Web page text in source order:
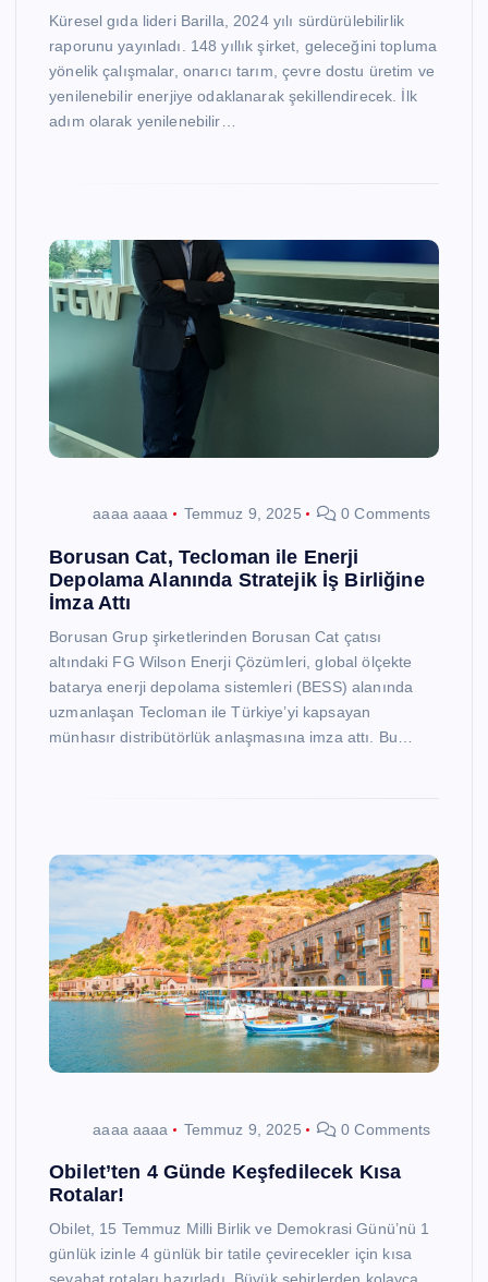
Küresel gıda lideri Barilla, 2024 yılı sürdürülebilirlik
raporunu yayınladı. 148 yıllık şirket, geleceğini topluma
yönelik çalışmalar, onarıcı tarım, çevre dostu üretim ve
yenilenebilir enerjiye odaklanarak şekillendirecek. İlk
adım olarak yenilenebilir…
aaaa aaaa Temmuz 9, 2025 0 Comments
Borusan Cat, Tecloman ile Enerji
Depolama Alanında Stratejik İş Birliğine
İmza Attı
Borusan Grup şirketlerinden Borusan Cat çatısı
altındaki FG Wilson Enerji Çözümleri, global ölçekte
batarya enerji depolama sistemleri (BESS) alanında
uzmanlaşan Tecloman ile Türkiye’yi kapsayan
münhasır distribütörlük anlaşmasına imza attı. Bu…
aaaa aaaa Temmuz 9, 2025 0 Comments
Obilet’ten 4 Günde Keşfedilecek Kısa
Rotalar!
Obilet, 15 Temmuz Milli Birlik ve Demokrasi Günü’nü 1
günlük izinle 4 günlük bir tatile çevirecekler için kısa